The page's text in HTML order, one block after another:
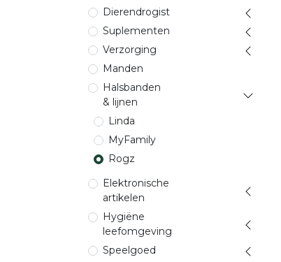
Dierendrogist
Suplementen
Verzorging
Manden
Halsbanden
& lijnen
Linda
MyFamily
Rogz
Elektronische
artikelen
Hygiëne
leefomgeving
Speelgoed